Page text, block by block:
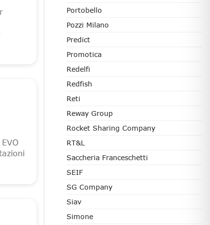
Portobello
Pozzi Milano
Predict
Promotica
Redelfi
Redfish
Reti
Reway Group
Rocket Sharing Company
RT&L
Saccheria Franceschetti
SEIF
SG Company
Siav
Simone